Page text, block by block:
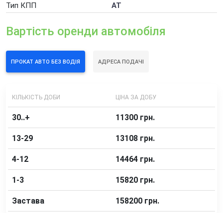
Тип КПП
АТ
Вартість оренди автомобіля
ПРОКАТ АВТО БЕЗ ВОДІЯ АДРЕСА ПОДАЧІ
КІЛЬКІСТЬ ДОБИ ЦІНА ЗА ДОБУ
30..+ 11300 грн.
13-29 13108 грн.
4-12 14464 грн.
1-3 15820 грн.
Застава 158200 грн.